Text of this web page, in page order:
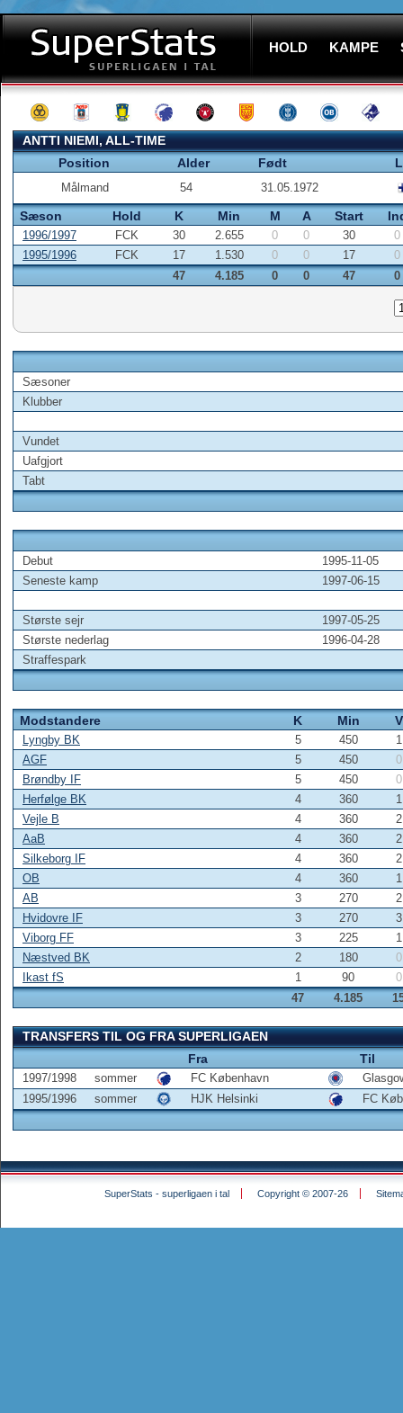
HOLD KAMPE
ANTTI NIEMI, ALL-TIME
Position
Alder Født
Målmand 54 31.05.1972
Sæson Hold K Min M A Start
1996/1997 FCK 30 2.655 0 0 30
0
1995/1996
FCK 17 1.530 0 0 17
0
47
4.185 0 0 47 0
Sæsoner
Klubber
Vundet
Uafgjort
Tabt
Debut
1995-11-05
Seneste kamp
1997-06-15
Største sejr
1997-05-25
Største nederlag
1996-04-28
Straffespark
Modstandere K Min V
Lyngby BK 5 450
1
AGF
5 450
0
Brøndby IF
5 450
0
Herfølge BK
4 360
1
Vejle B
4 360
2
AaB
4 360
2
Silkeborg IF
4 360
2
OB
4 360
1
AB
3 270
2
Hvidovre IF
3 270
3
Viborg FF
3 225
1
Næstved BK
2 180
0
Ikast fS
1 90
0
47
4.185
TRANSFERS TIL OG FRA SUPERLIGAEN
Fra
Til
1997/1998 sommer FC København
1995/1996
sommer HJK Helsinki FC
SuperStats - superligaen i tal Copyright © 2007-26